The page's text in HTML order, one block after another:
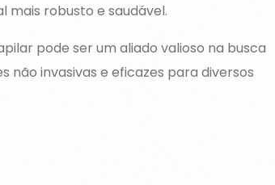
mais robusto e saudável.
pode ser um aliado valioso na busca
não invasivas e eficazes para diversos